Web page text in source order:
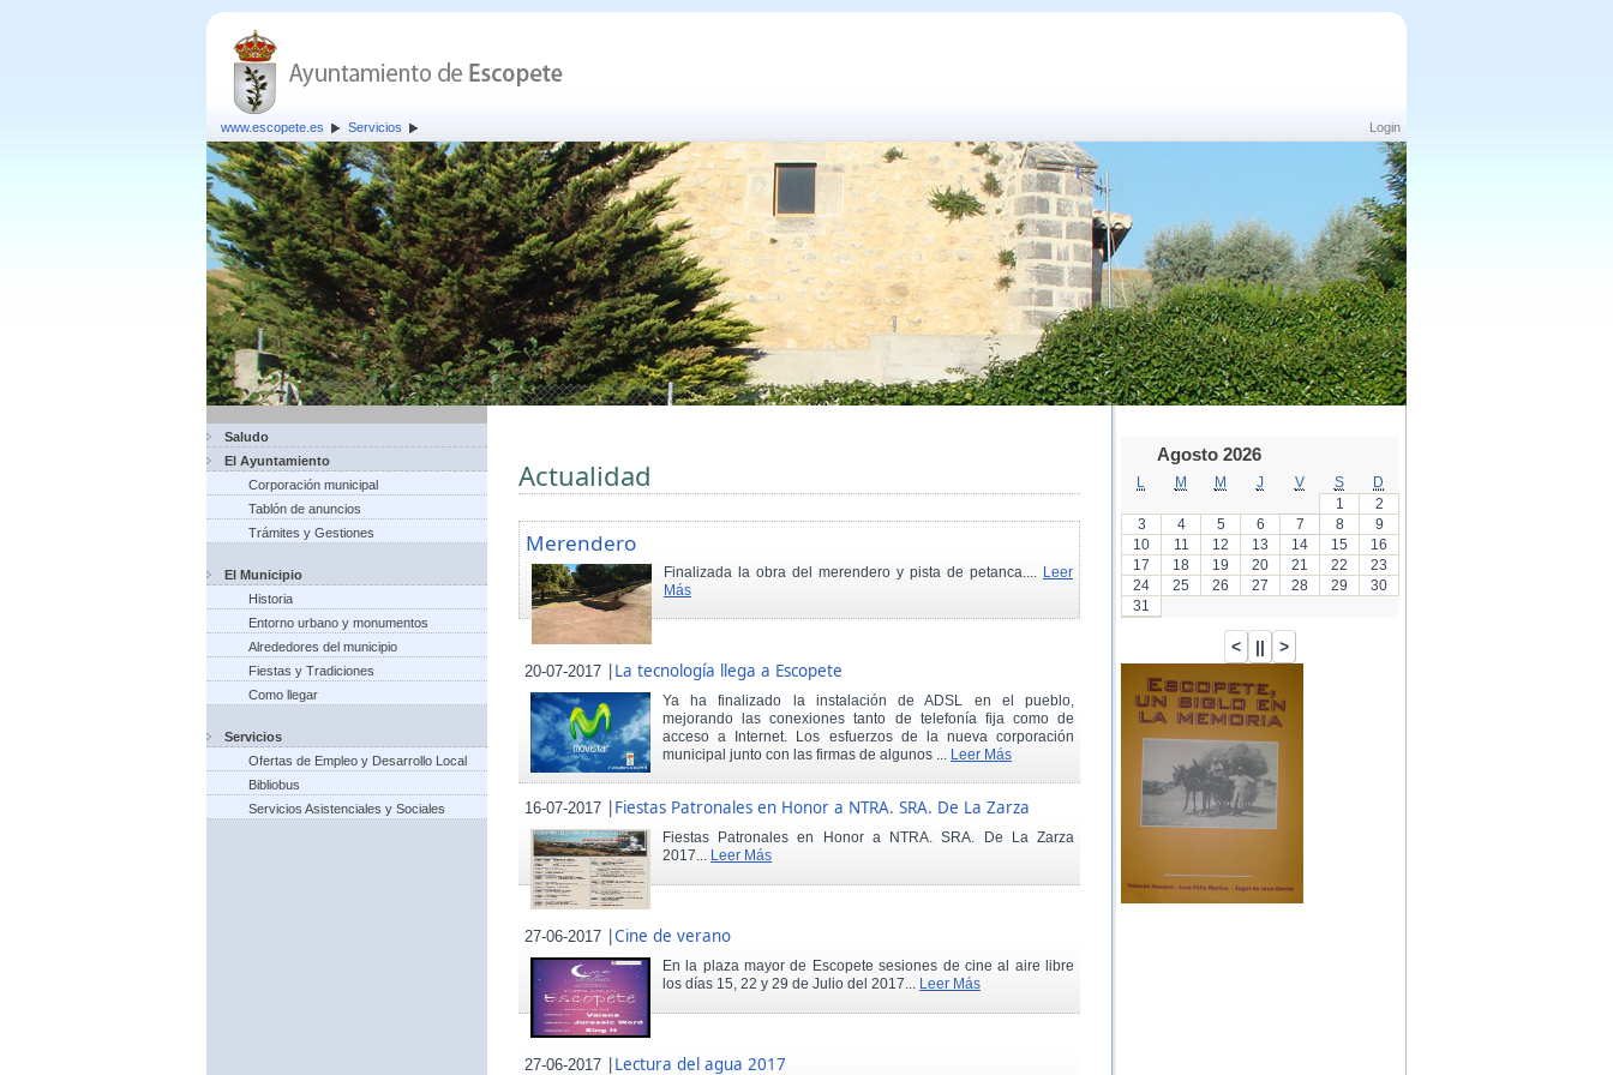
Login
www.escopete.es Servicios
Saludo
El Ayuntamiento
Corporación municipal
Tablón de anuncios
Trámites y Gestiones
El Municipio
Historia
Entorno urbano y monumentos
Alrededores del municipio
Fiestas y Tradiciones
Como llegar
Servicios
Ofertas de Empleo y Desarrollo Local
Bibliobus
Servicios Asistenciales y Sociales
Actualidad
Merendero
Finalizada la obra del merendero y pista de petanca.... Leer
Más
20-07-2017 |La tecnología llega a Escopete
Ya ha finalizado la instalación de ADSL en el pueblo,
mejorando las conexiones tanto de telefonía fija como de
acceso a Internet. Los esfuerzos de la nueva corporación
municipal junto con las firmas de algunos ... Leer Más
16-07-2017 |Fiestas Patronales en Honor a NTRA. SRA. De La Zarza
Fiestas Patronales en Honor a NTRA. SRA. De La Zarza
2017... Leer Más
27-06-2017 |Cine de verano
En la plaza mayor de Escopete sesiones de cine al aire libre
los días 15, 22 y 29 de Julio del 2017... Leer Más
27-06-2017 |Lectura del agua 2017
Agosto 2026
M M J V S
D
1
2
3
4 5 6 7 8
9
10
11 12 13 14 15
16
17
18 19 20 21 22
23
24
25 26 27 28 29
30
31